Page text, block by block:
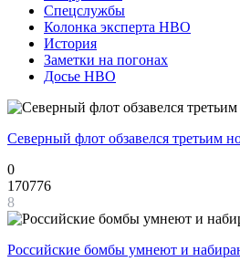
Спецслужбы
Колонка эксперта НВО
История
Заметки на погонах
Досье НВО
Северный флот обзавелся третьим
0
170776
8
Российские бомбы умнеют и